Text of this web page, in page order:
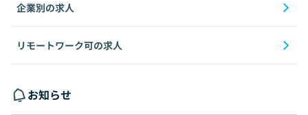
企業別の求人
リモートワーク可の求人
お知らせ